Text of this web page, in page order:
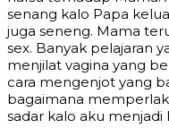
senang kalo Papa
juga seneng. Mama
sex. Banyak pelajaran
menjilat vagina yang
cara mengenjot yang
bagaimana
sadar kalo aku